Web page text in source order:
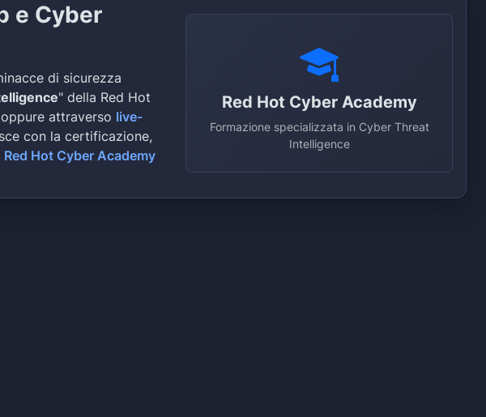
e Cyber
di sicurezza
" della Red Hot
oppure attraverso live-
con la certificazione,
Red Hot Cyber Academy
Red Hot Cyber Academy
Formazione specializzata in Cyber Threat
Intelligence